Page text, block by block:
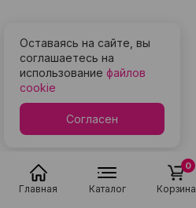
Главная Каталог Корзина
0
Оставаясь на сайте, вы
соглашаетесь на
использование файлов
cookie
Согласен